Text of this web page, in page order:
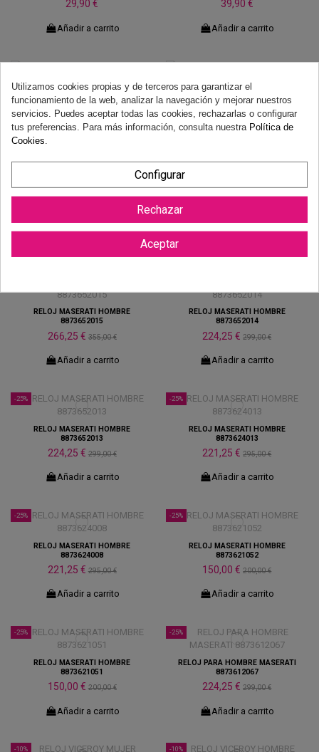
29,90 €
Añadir a carrito
39,90 €
Añadir a carrito
RELOJ MAREA HOMBRE B36213/1
59,90 €
RELOJ MAREA MUJER B36209/1
59,90 €
RELOJ MAREA HOMBRE B35376/2
RELOJ MASERATI HOMBRE
8873652015
266,25 € 355,00 €
Añadir a carrito
RELOJ MASERATI HOMBRE
8873652014
224,25 €299,00 €
Añadir a carrito
-25%
RELOJ MASERATI HOMBRE
8873652013
224,25 € 299,00 €
Añadir a carrito
-25%
RELOJ MASERATI HOMBRE
8873624013
221,25 €295,00 €
Añadir a carrito
-25%
RELOJ MASERATI HOMBRE
8873624008
221,25 € 295,00 €
Añadir a carrito
-25%
RELOJ MASERATI HOMBRE
8873621052
150,00 €200,00 €
Añadir a carrito
-25%
RELOJ MASERATI HOMBRE
8873621051
150,00 € 200,00 €
Añadir a carrito
-25%
RELOJ PARA HOMBRE MASERATI
8873612067
224,25 €299,00 €
Añadir a carrito
-10% -10%
Utilizamos cookies propias y de terceros para garantizar el
funcionamiento de la web, analizar la navegación y mejorar nuestros
servicios. Puedes aceptar todas las cookies, rechazarlas o configurar
tus preferencias. Para más información, consulta nuestra Política de
Cookies
Configurar
Rechazar
Aceptar